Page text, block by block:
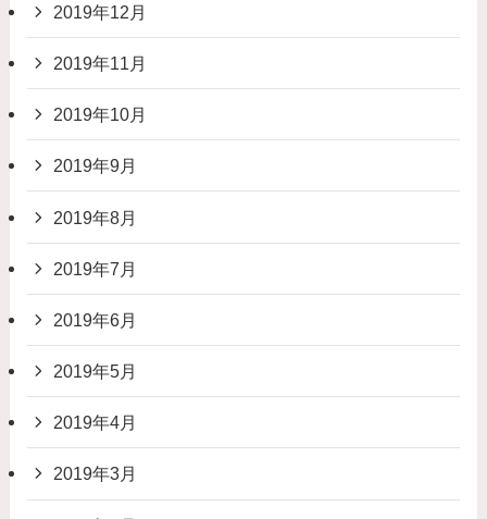
2019年12月
2019年11月
2019年10月
2019年9月
2019年8月
2019年7月
2019年6月
2019年5月
2019年4月
2019年3月